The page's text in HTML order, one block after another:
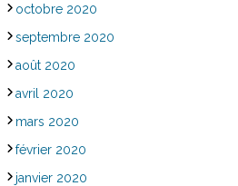
octobre 2020
septembre 2020
août 2020
avril 2020
mars 2020
février 2020
janvier 2020